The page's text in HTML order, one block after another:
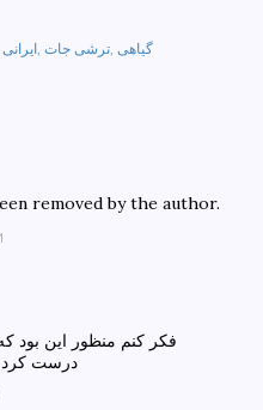
ترشی جات گیاهی
removed by the author.
فکر کنم منظور این بود
درست کرد